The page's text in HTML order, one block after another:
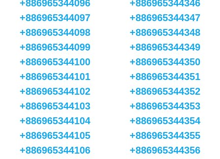
+886965344096
+886965344097
+886965344098
+886965344099
+886965344100
+886965344101
+886965344102
+886965344103
+886965344104
+886965344105
+886965344106
+886965344346
+886965344347
+886965344348
+886965344349
+886965344350
+886965344351
+886965344352
+886965344353
+886965344354
+886965344355
+886965344356